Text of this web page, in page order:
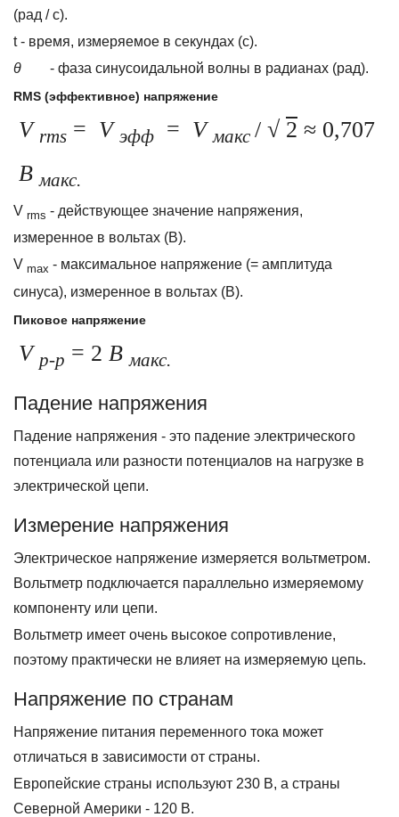
(рад / с).
t - время, измеряемое в секундах (с).
θ - фаза синусоидальной волны в радианах (рад).
RMS (эффективное) напряжение
V rms = Vэфф = Vмакс / √ 2 ≈ 0,707
В макс.
V rms - действующее значение напряжения,
измеренное в вольтах (В).
V max - максимальное напряжение (= амплитуда
синуса), измеренное в вольтах (В).
Пиковое напряжение
V p-p = 2 В макс.
Падение напряжения
Падение напряжения - это падение электрического
потенциала или разности потенциалов на нагрузке в
электрической цепи.
Измерение напряжения
Электрическое напряжение измеряется вольтметром.
Вольтметр подключается параллельно измеряемому
компоненту или цепи.
Вольтметр имеет очень высокое сопротивление,
поэтому практически не влияет на измеряемую цепь.
Напряжение по странам
Напряжение питания переменного тока может
отличаться в зависимости от страны.
Европейские страны используют 230 В, а страны
Северной Америки - 120 В.